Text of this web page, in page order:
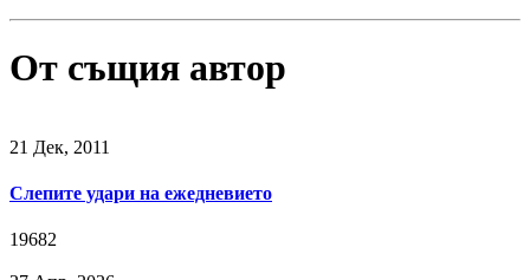
От същия автор
21 Дек, 2011
Слепите удари на ежедневието
19682